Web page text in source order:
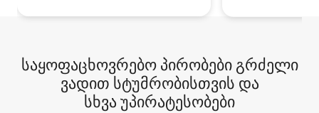
საყოფაცხოვრებო პირობები გრძელი
ვადით სტუმრობისთვის და
სხვა უპირატესობები